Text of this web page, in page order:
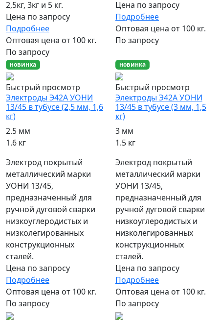
2,5кг, 3кг и 5 кг.
Цена по запросу
Подробнее
Оптовая цена от 100 кг.
По запросу
Цена по запросу
Подробнее
Оптовая цена от 100 кг.
По запросу
новинка
Быстрый просмотр
Электроды Э42А УОНИ
13/45 в тубусе (2,5 мм, 1,6
кг)
2.5 мм
1.6 кг
Электрод покрытый
металлический марки
УОНИ 13/45,
предназначенный для
ручной дуговой сварки
низкоуглеродистых и
низколегированных
конструкционных
сталей.
Цена по запросу
Подробнее
Оптовая цена от 100 кг.
По запросу
новинка
Быстрый просмотр
Электроды Э42А УОНИ
13/45 в тубусе (3 мм, 1,5
кг)
3 мм
1.5 кг
Электрод покрытый
металлический марки
УОНИ 13/45,
предназначенный для
ручной дуговой сварки
низкоуглеродистых и
низколегированных
конструкционных
сталей.
Цена по запросу
Подробнее
Оптовая цена от 100 кг.
По запросу